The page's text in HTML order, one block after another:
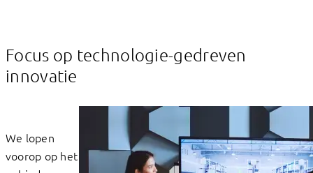
Focus op technologie-gedreven
innovatie
We lopen
voorop op het